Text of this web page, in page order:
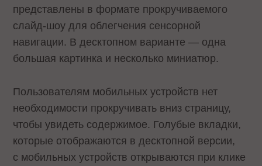
представлены в формате прокручиваемого
слайд-шоу для облегчения сенсорной
навигации. В десктопном варианте — одна
большая картинка и несколько миниатюр.
Пользователям мобильных устройств нет
необходимости прокручивать вниз страницу,
чтобы увидеть содержимое. Голубые вкладки,
которые отображаются в десктопной версии,
с мобильных устройств открываются при клике